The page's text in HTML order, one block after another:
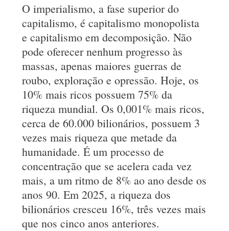
O imperialismo, a fase superior do
capitalismo, é capitalismo monopolista
e capitalismo em decomposição. Não
pode oferecer nenhum progresso às
massas, apenas maiores guerras de
roubo, exploração e opressão. Hoje, os
10% mais ricos possuem 75% da
riqueza mundial. Os 0,001% mais ricos,
cerca de 60.000 bilionários, possuem 3
vezes mais riqueza que metade da
humanidade. É um processo de
concentração que se acelera cada vez
mais, a um ritmo de 8% ao ano desde os
anos 90. Em 2025, a riqueza dos
bilionários cresceu 16%, três vezes mais
que nos cinco anos anteriores.